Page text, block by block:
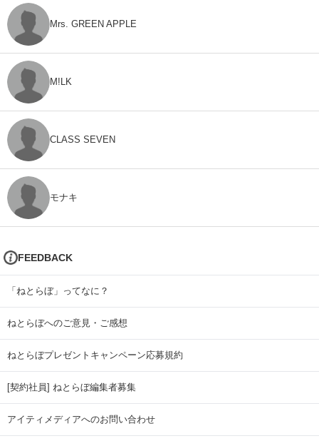
Mrs. GREEN APPLE
M!LK
CLASS SEVEN
モナキ
FEEDBACK
「ねとらぼ」ってなに？
ねとらぼへのご意見・ご感想
ねとらぼプレゼントキャンペーン応募規約
[契約社員] ねとらぼ編集者募集
アイティメディアへのお問い合わせ